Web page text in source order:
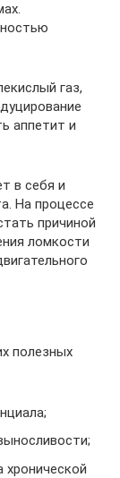
газ,
аппетит и
в себя и
На процессе
причиной
ломкости
полезных
хронической